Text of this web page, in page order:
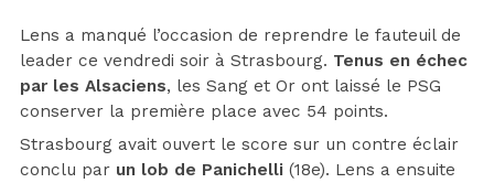
Lens a manqué l’occasion de reprendre le fauteuil de
leader ce vendredi soir à Strasbourg. Tenus en échec
par les Alsaciens, les Sang et Or ont laissé le PSG
conserver la première place avec 54 points.
Strasbourg avait ouvert le score sur un contre éclair
conclu par un lob de Panichelli (18e). Lens a ensuite